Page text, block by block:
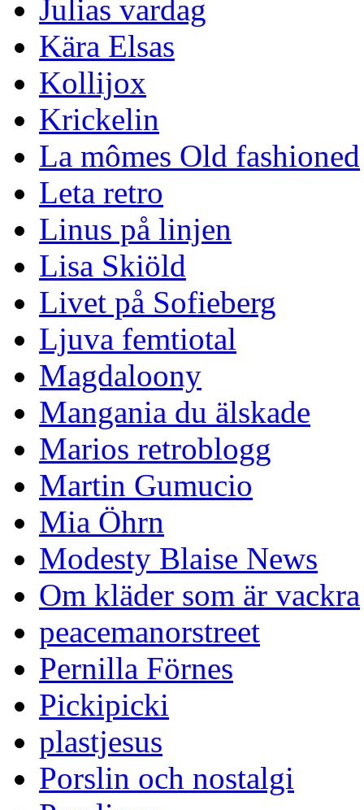
Julias vardag
Kära Elsas
Kollijox
Krickelin
La mômes Old fashioned
Leta retro
Linus på linjen
Lisa Skiöld
Livet på Sofieberg
Ljuva femtiotal
Magdaloony
Mangania du älskade
Marios retroblogg
Martin Gumucio
Mia Öhrn
Modesty Blaise News
Om kläder som är vackra
peacemanorstreet
Pernilla Förnes
Pickipicki
plastjesus
Porslin och nostalgi